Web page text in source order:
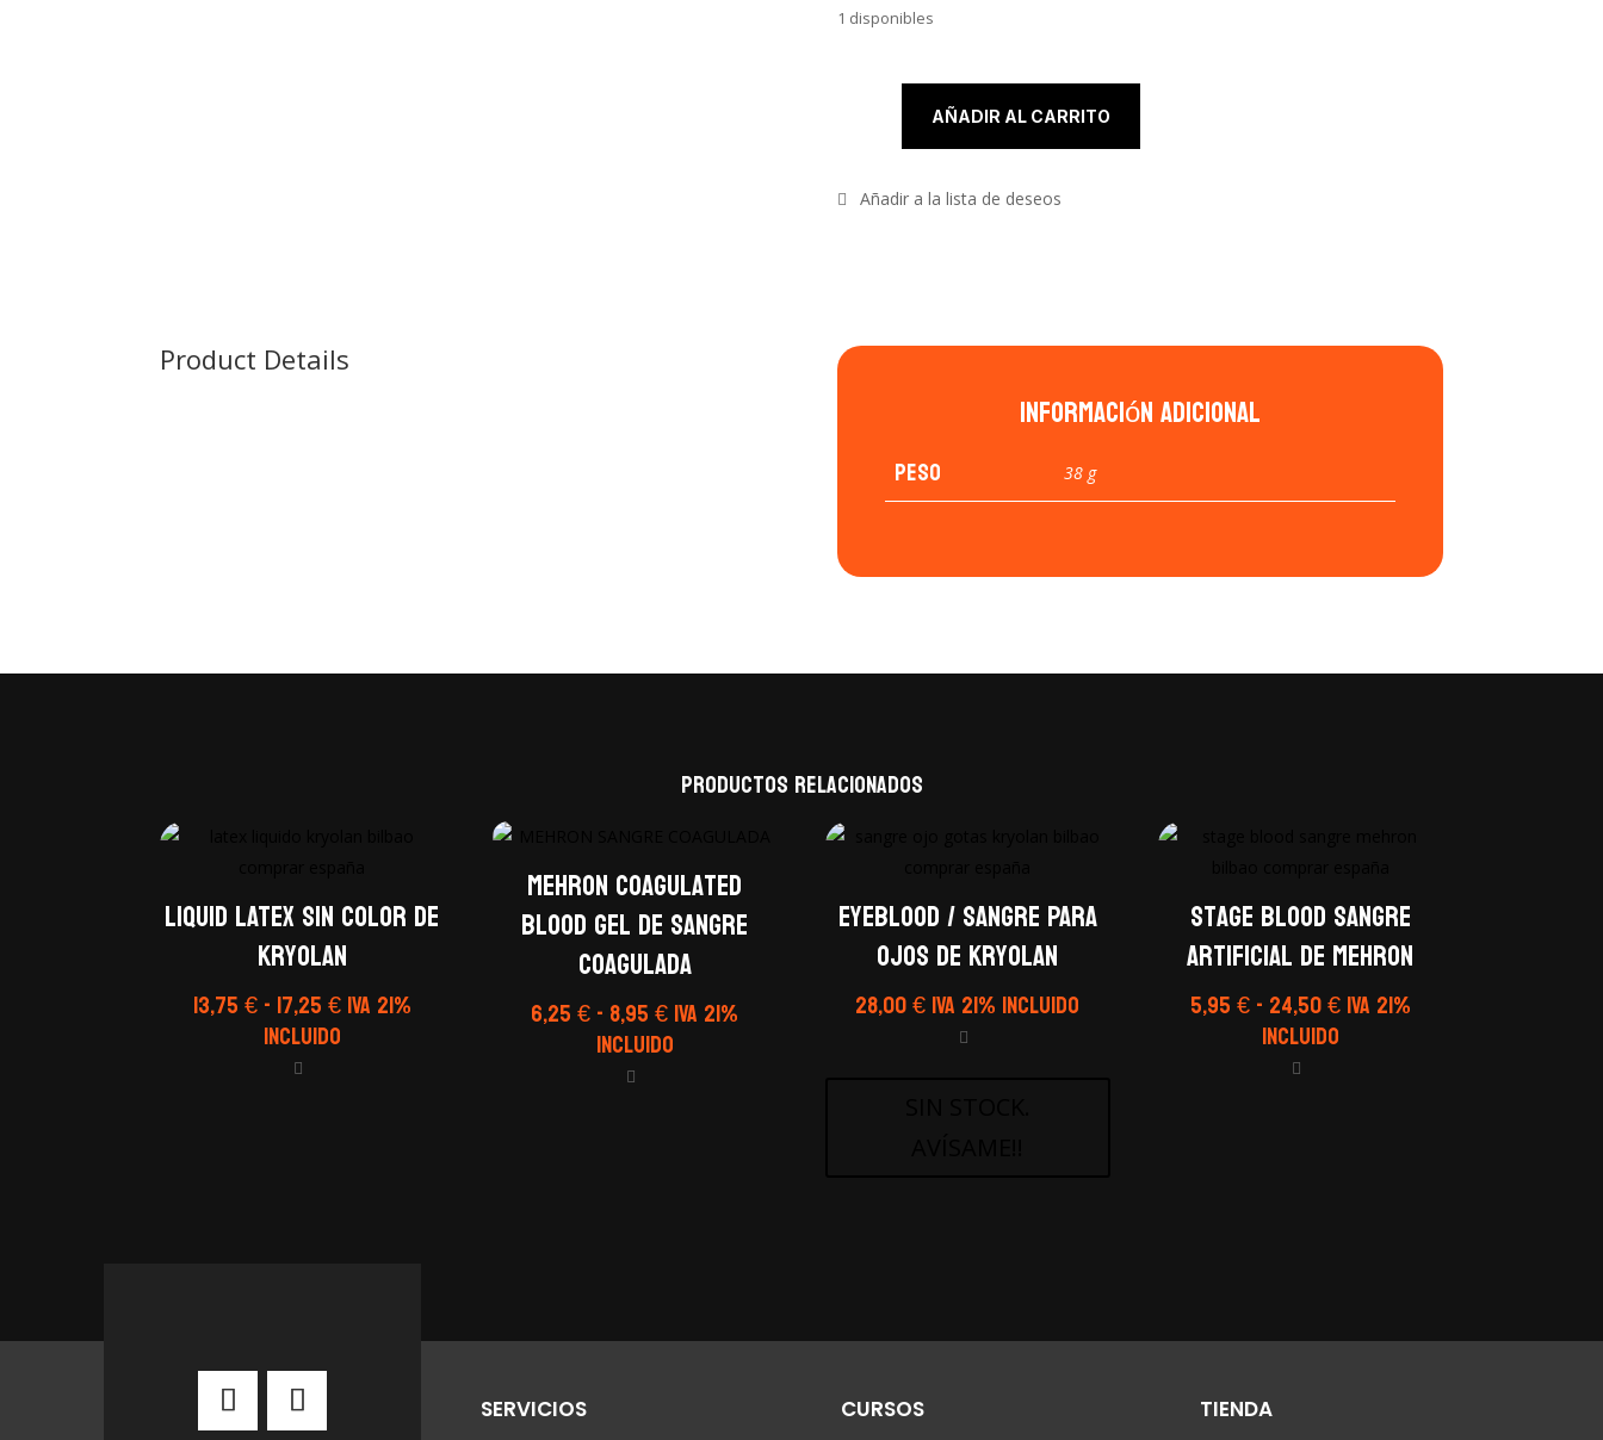
1 disponibles
AÑADIR AL CARRITO
Product Details
Información adicional
Peso 38 g
Productos relacionados
LIQUID LATEX SIN COLOR de
Kryolan
13,75€-17,25€Rango
de
IVA 21%
Incluido
Mehron coagulated
Blood Gel de sangre
coagulada
6,25€-8,95€Rango
de
IVA 21%
Incluido
EYEBLOOD / SANGRE PARA
OJOS de Kryolan
28,00€IVA 21% Incluido
Stage Blood Sangre
Artificial de Mehron
5,95€-24,50€Rango
IVA 21%
Incluido
SERVICIOS CURSOS TIENDA